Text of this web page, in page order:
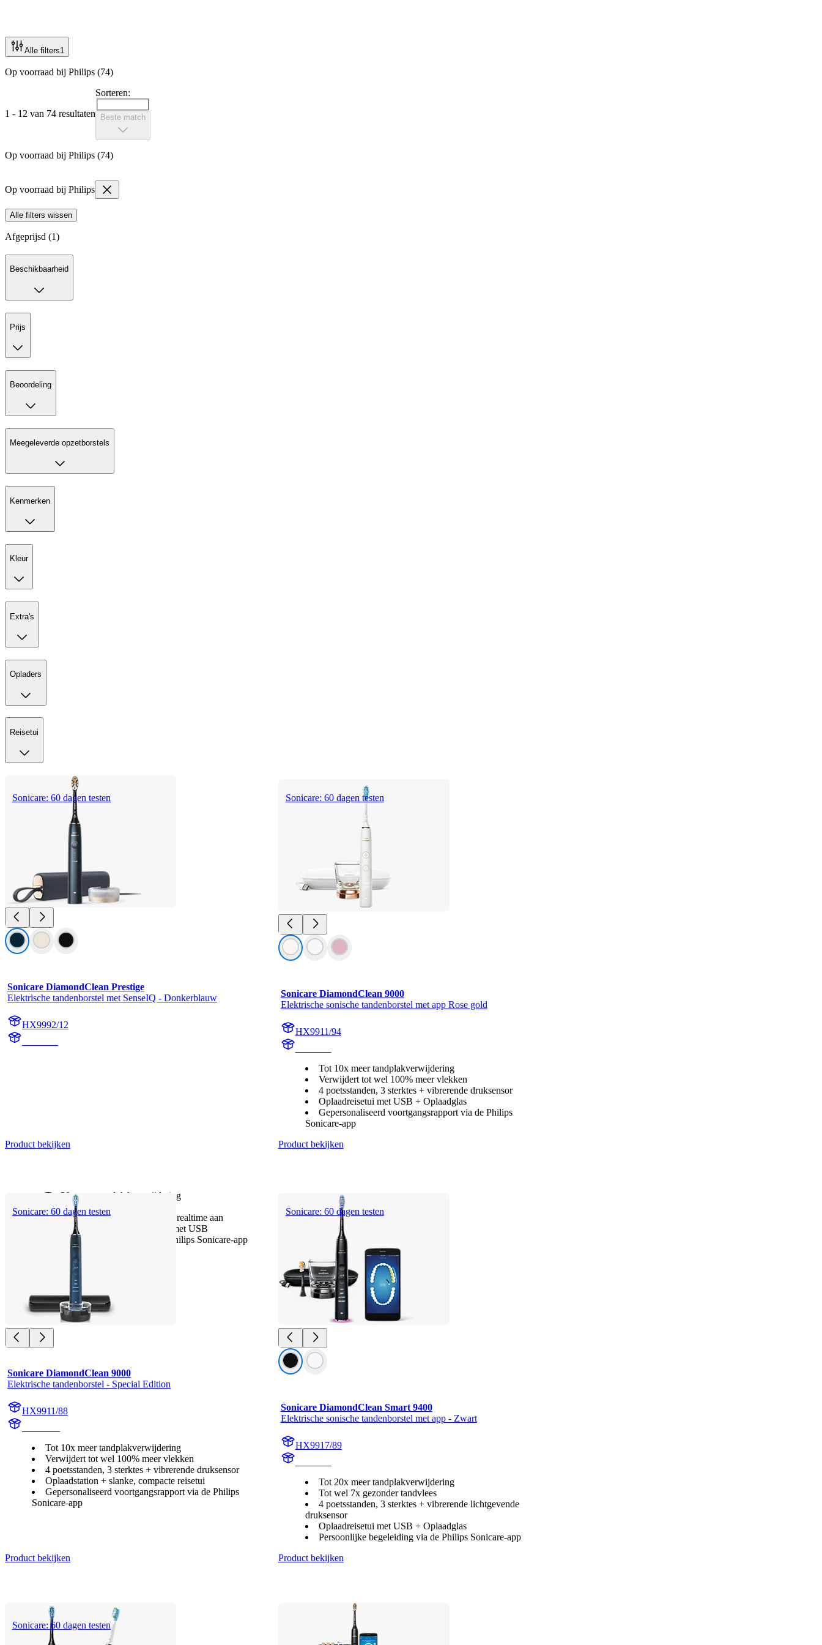
Alle filters1
Op voorraad bij Philips (74)
1 - 12 van 74 resultaten
Sorteren:
Beste match
Op voorraad bij Philips (74)
Op voorraad bij Philips
Alle filters wissen
Afgeprijsd (1)
Beschikbaarheid
Prijs
Beoordeling
Meegeleverde opzetborstels
Kenmerken
Kleur
Extra's
Opladers
Reisetui
Sonicare: 60 dagen testen
Sonicare DiamondClean Prestige
Elektrische tandenborstel met SenseIQ - Donkerblauw
HX9992/12
Tot 20x meer tandplakverwijdering
Tot 15 x gezonder tandvlees
SenseIQ-technologie: past zich in realtime aan
Oplaadstation + Prestige reisetui met USB
Persoonlijke begeleiding via de Philips Sonicare-app
Product bekijken
Sonicare: 60 dagen testen
Sonicare DiamondClean 9000
Elektrische sonische tandenborstel met app Rose gold
HX9911/94
Tot 10x meer tandplakverwijdering
Verwijdert tot wel 100% meer vlekken
4 poetsstanden, 3 sterktes + vibrerende druksensor
Oplaadreisetui met USB + Oplaadglas
Gepersonaliseerd voortgangsrapport via de Philips
Sonicare-app
Product bekijken
Sonicare: 60 dagen testen
Sonicare DiamondClean 9000
Elektrische tandenborstel - Special Edition
HX9911/88
Tot 10x meer tandplakverwijdering
Verwijdert tot wel 100% meer vlekken
4 poetsstanden, 3 sterktes + vibrerende druksensor
Oplaadstation + slanke, compacte reisetui
Gepersonaliseerd voortgangsrapport via de Philips
Sonicare-app
Product bekijken
Sonicare: 60 dagen testen
Sonicare DiamondClean Smart 9400
Elektrische sonische tandenborstel met app - Zwart
HX9917/89
Tot 20x meer tandplakverwijdering
Tot wel 7x gezonder tandvlees
4 poetsstanden, 3 sterktes + vibrerende lichtgevende
druksensor
Oplaadreisetui met USB + Oplaadglas
Persoonlijke begeleiding via de Philips Sonicare-app
Product bekijken
Sonicare: 60 dagen testen